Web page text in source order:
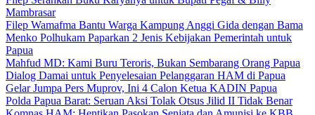
Mambrasar
Filep Wamafma Bantu Warga Kampung Anggi Gida dengan Bama
Menko Polhukam Paparkan 2 Jenis Kebijakan Pemerintah untuk
Papua
Mahfud MD: Kami Buru Teroris, Bukan Sembarang Orang Papua
Dialog Damai untuk Penyelesaian Pelanggaran HAM di Papua
Gelar Jumpa Pers Muprov, Ini 4 Calon Ketua KADIN Papua
Polda Papua Barat: Seruan Aksi Tolak Otsus Jilid II Tidak Benar